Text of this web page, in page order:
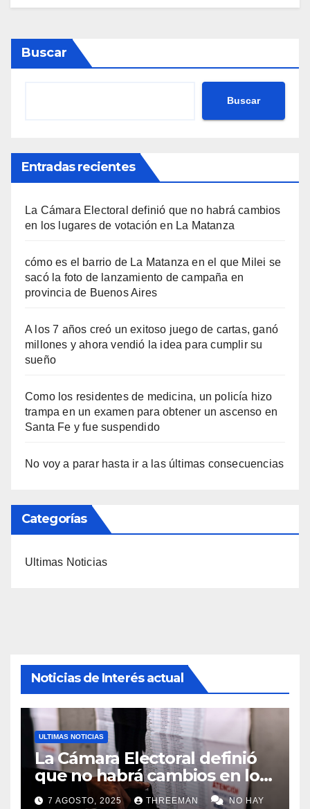
Buscar
Buscar
Entradas recientes
La Cámara Electoral definió que no habrá cambios
en los lugares de votación en La Matanza
cómo es el barrio de La Matanza en el que Milei se
sacó la foto de lanzamiento de campaña en
provincia de Buenos Aires
A los 7 años creó un exitoso juego de cartas, ganó
millones y ahora vendió la idea para cumplir su
sueño
Como los residentes de medicina, un policía hizo
trampa en un examen para obtener un ascenso en
Santa Fe y fue suspendido
No voy a parar hasta ir a las últimas consecuencias
Categorías
Ultimas Noticias
Noticias de Interés actual
ULTIMAS NOTICIAS
La Cámara Electoral definió
que no habrá cambios en los
lugares de votación en La
7 AGOSTO, 2025 THREEMAN NO HAY